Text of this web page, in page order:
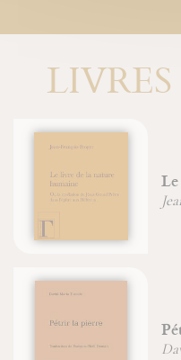
Le livre de
Jean-François
Pétrir la
David-Maria